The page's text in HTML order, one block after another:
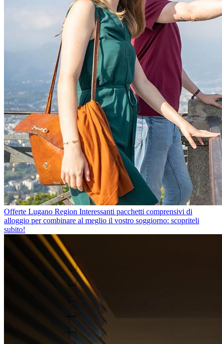
Offerte Lugano Region Interessanti pacchetti comprensivi di
alloggio per combinare al meglio il vostro soggiorno: scopriteli
subito!